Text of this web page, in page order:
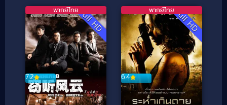
Full HD
7.2
พากย์ไทย Full HD
6.4
พากย์ไทย